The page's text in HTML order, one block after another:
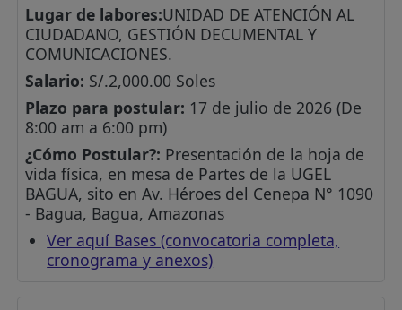
Lugar de labores:UNIDAD DE ATENCIÓN AL
CIUDADANO, GESTIÓN DECUMENTAL Y
COMUNICACIONES.
Salario: S/.2,000.00 Soles
Plazo para postular: 17 de julio de 2026 (De
8:00 am a 6:00 pm)
¿Cómo Postular?: Presentación de la hoja de
vida física, en mesa de Partes de la UGEL
BAGUA, sito en Av. Héroes del Cenepa N° 1090
- Bagua, Bagua, Amazonas
Ver aquí Bases (convocatoria completa,
cronograma y anexos)